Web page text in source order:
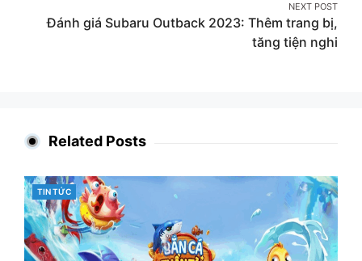
NEXT POST
Đánh giá Subaru Outback 2023: Thêm trang bị,
tăng tiện nghi
Related Posts
CATEGORIES
TIN TỨC